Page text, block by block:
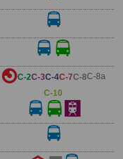
C-2C-3C-4C-7C-8C-8a
C-10